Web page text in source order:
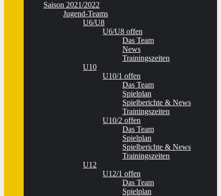
Saison 2021/2022
Jugend-Teams
U6/U8
U6/U8 offen
Das Team
News
Trainingszeiten
U10
U10/1 offen
Das Team
Spielplan
Spielberichte & News
Trainingszeiten
U10/2 offen
Das Team
Spielplan
Spielberichte & News
Trainingszeiten
U12
U12/1 offen
Das Team
Spielplan